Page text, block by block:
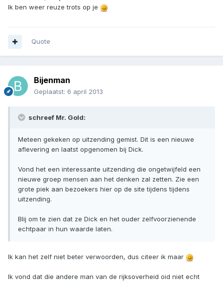
Ik ben weer reuze trots op je
Quote
Bijenman
Geplaatst: 6 april 2013
schreef Mr. Gold:
Meteen gekeken op uitzending gemist. Dit is een nieuwe
aflevering en laatst opgenomen bij Dick.
Vond het een interessante uitzending die ongetwijfeld een
nieuwe groep mensen aan het denken zal zetten. Zie een
grote piek aan bezoekers hier op de site tijdens tijdens
uitzending.
Blij om te zien dat ze Dick en het ouder zelfvoorzienende
echtpaar in hun waarde laten.
Ik kan het zelf niet beter verwoorden, dus citeer ik maar
Ik vond dat die andere man van de rijksoverheid oid niet echt